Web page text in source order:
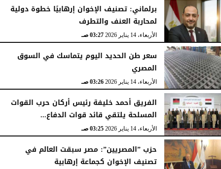
برلماني: تصنيف الإخوان إرهابيًا خطوة دولية
لمحاربة العنف والتطرف
الأربعاء، 14 يناير 2026 03:27 صـ
سعر طن الحديد اليوم يتماسك في السوق
المصري
الأربعاء، 14 يناير 2026 03:26 صـ
الفريق أحمد خليفة رئيس أركان حرب القوات
المسلحة يلتقي قائد قوات الدفاع...
الأربعاء، 14 يناير 2026 03:25 صـ
حزب ”المصريين”: مصر سبقت العالم في
تصنيف الإخوان كجماعة إرهابية